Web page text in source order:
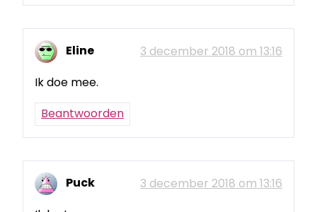
Eline
3 december 2018 om 13:16
Ik doe mee.
Beantwoorden
Puck
3 december 2018 om 13:16